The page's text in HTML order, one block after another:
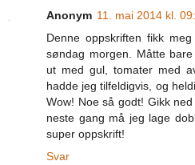
Anonym 11. mai 2014 kl.
Denne oppskriften fikk
søndag morgen. Måtte
ut med gul, tomater med
hadde jeg tilfeldigvis, og
Wow! Noe så godt! Gikk
neste gang må jeg lage
super oppskrift!
Svar